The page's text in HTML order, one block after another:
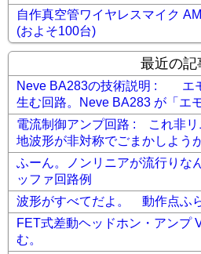
自作真空管ワイヤレスマイク
(およそ100台)
最近の記
Neve BA283の技術説明 : エ
生む回路。Neve BA283 が「エ
電流制御アンプ回路 : これ非リ
地波形が非対称でごまかしよう
ふーん。ノンリニアが流行りな
ッファ回路例
波形がすべてだよ。 動作点ふ
FET式差動ヘッドホン・アン
む。